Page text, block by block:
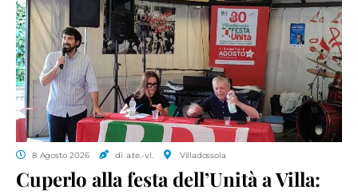
8 Agosto 2026 di a.te.-v.l. Villadossola
Cuperlo alla festa dell’Unità a Villa: